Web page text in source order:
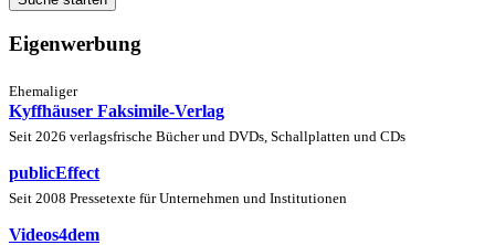
Eigenwerbung
Ehemaliger
Kyffhäuser Faksimile-Verlag
Seit 2026 verlagsfrische Bücher und DVDs, Schallplatten und CDs
publicEffect
Seit 2008 Pressetexte für Unternehmen und Institutionen
Videos4dem